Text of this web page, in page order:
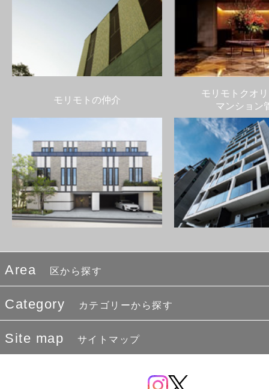
モリモトの仲介
モリモトクオ
マンション
Area 区から探す
Category カテゴリーから探す
Site map サイトマップ